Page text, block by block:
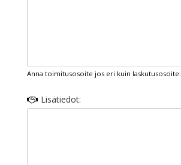
Anna toimitusosoite jos eri kuin laskutusosoite.
Lisätiedot: